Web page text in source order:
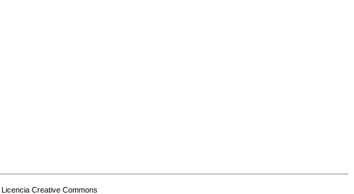
Licencia Creative Commons